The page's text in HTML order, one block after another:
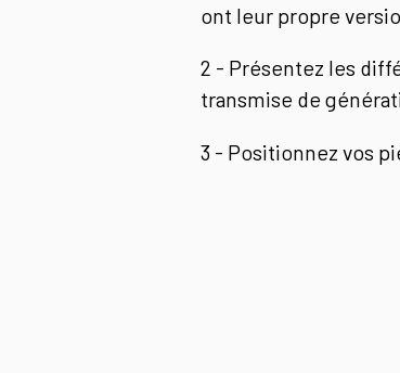
ont leur propre
2 - Présentez les
transmise de
3 - Positionnez vos